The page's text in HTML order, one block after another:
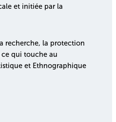
et initiée par la
recherche, la protection
qui touche au
et Ethnographique